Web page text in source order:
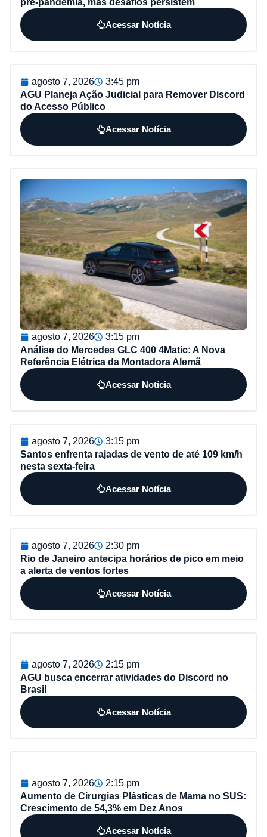
pré-pandemia, mas desafios persistem
Acessar Notícia
agosto 7, 2026
3:45 pm
AGU Planeja Ação Judicial para Remover Discord
do Acesso Público
Acessar Notícia
agosto 7, 2026
3:15 pm
Análise do Mercedes GLC 400 4Matic: A Nova
Referência Elétrica da Montadora Alemã
Acessar Notícia
agosto 7, 2026
3:15 pm
Santos enfrenta rajadas de vento de até 109 km/h
nesta sexta-feira
Acessar Notícia
agosto 7, 2026
2:30 pm
Rio de Janeiro antecipa horários de pico em meio
a alerta de ventos fortes
Acessar Notícia
agosto 7, 2026
2:15 pm
AGU busca encerrar atividades do Discord no
Brasil
Acessar Notícia
agosto 7, 2026
2:15 pm
Aumento de Cirurgias Plásticas de Mama no SUS:
Crescimento de 54,3% em Dez Anos
Acessar Notícia